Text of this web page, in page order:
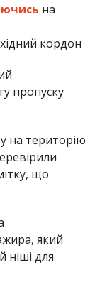
на
кордон
пропуску
на територію
що
який
ніші для